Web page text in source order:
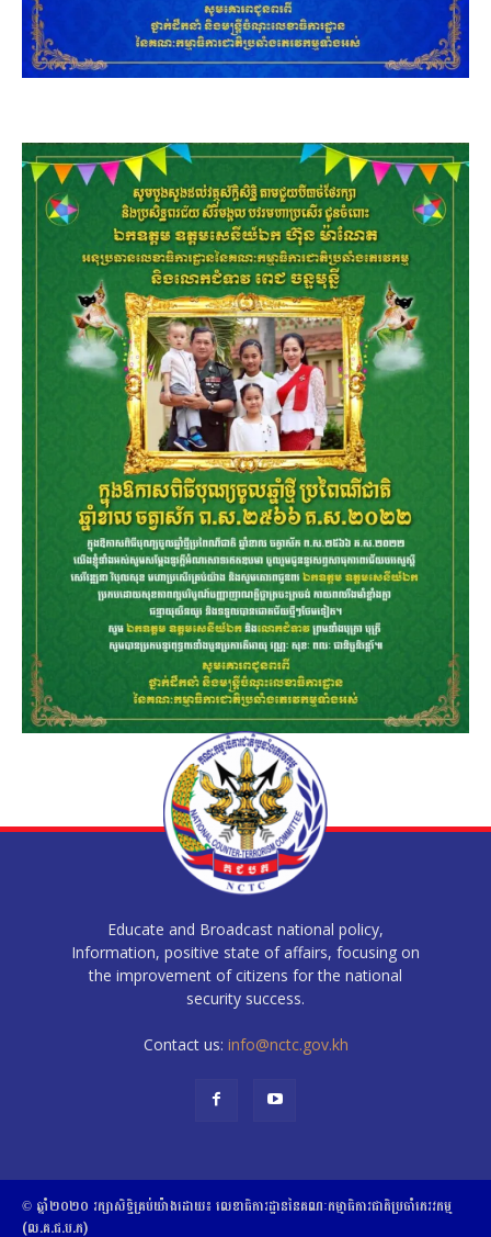
Educate and Broadcast national policy,
Information, positive state of affairs, focusing on
the improvement of citizens for the national
security success.
Contact us: info@nctc.gov.kh
© ឆ្នាំ២០២០​ ​រក្សាសិទ្ធិ​គ្រប់យ៉ាង​ដោយ​៖​ ​លេខាធិការដ្ឋាននៃគណៈកម្មាធិការជាតិប្រចាំភេរវកម្ម
(ល.គ.ជ.ប.ភ)